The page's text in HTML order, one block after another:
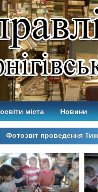
міста Новини
Фотозвіт проведення